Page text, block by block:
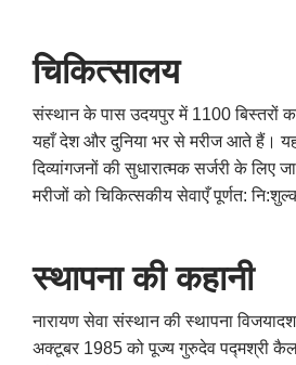
चिकित्सालय
संस्थान के पास उदयपुर में 1100 बिस्तरों
यहाँ देश और दुनिया भर से मरीज आते हैं।
दिव्यांगजनों की सुधारात्मक सर्जरी के लिए
मरीजों को चिकित्सकीय सेवाएँ पूर्णत:
स्थापना की कहानी
नारायण सेवा संस्थान की स्थापना
अक्टूबर 1985 को पूज्य गुरुदेव पद्मश्री